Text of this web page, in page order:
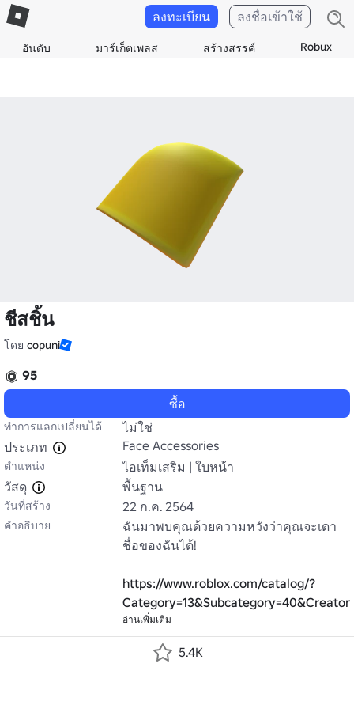
อันดับ มาร์เก็ตเพลส สร้างสรรค์ Robux
ลงทะเบียน ลงชื่อเข้าใช้
ชีสชิ้น
โดย copuni
95
ซื้อ
ทำการแลกเปลี่ยนได้
ไม่ใช่
ประเภท
Face Accessories
ตำแหน่ง
ไอเท็มเสริม | ใบหน้า
วัสดุ
พื้นฐาน
วันที่สร้าง 22 ก.ค. 2564
คำอธิบาย
ฉันมาพบคุณด้วยความหวังว่าคุณจะเดา
ชื่อของฉันได้!
https://www.roblox.com/catalog/?
อ่านเพิ่มเติม
5.4K